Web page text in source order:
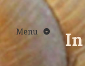
Skip
to
contentMenu In